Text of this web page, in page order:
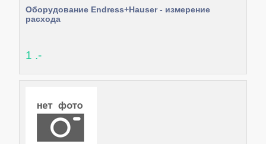
Оборудование Endress+Hauser - измерение
расхода
1 .-